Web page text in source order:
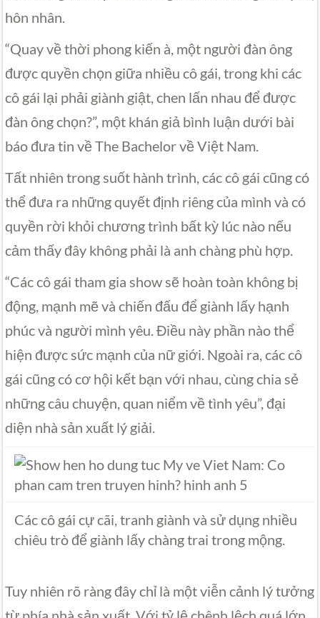
hôn nhân.
“Quay về thời phong kiến à, một người đàn ông
được quyền chọn giữa nhiều cô gái, trong khi các
cô gái lại phải giành giật, chen lấn nhau để được
đàn ông chọn?”, một khán giả bình luận dưới bài
báo đưa tin về The Bachelor về Việt Nam.
Tất nhiên trong suốt hành trình, các cô gái cũng có
thể đưa ra những quyết định riêng của mình và có
quyền rời khỏi chương trình bất kỳ lúc nào nếu
cảm thấy đây không phải là anh chàng phù hợp.
“Các cô gái tham gia show sẽ hoàn toàn không bị
động, mạnh mẽ và chiến đấu để giành lấy hạnh
phúc và người mình yêu. Điều này phần nào thể
hiện được sức mạnh của nữ giới. Ngoài ra, các cô
gái cũng có cơ hội kết bạn với nhau, cùng chia sẻ
những câu chuyện, quan niểm về tình yêu”, đại
diện nhà sản xuất lý giải.
Các cô gái cự cãi, tranh giành và sử dụng nhiều
chiêu trò để giành lấy chàng trai trong mộng.
Tuy nhiên rõ ràng đây chỉ là một viễn cảnh lý tưởng